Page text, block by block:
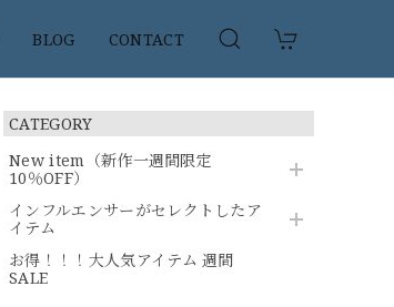
BLOG CONTACT
CATEGORY
New item（新作一週間限定
10％OFF）
インフルエンサーがセレクトしたア
イテム
お得！！！大人気アイテム 週間
SALE